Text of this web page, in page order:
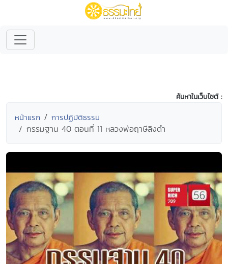
ค้นหาในเว็บไซต์ :
หน้าแรก การปฏิบัติธรรม
กรรมฐาน 40 ตอนที่ 11 หลวงพ่อฤาษีลิงดำ